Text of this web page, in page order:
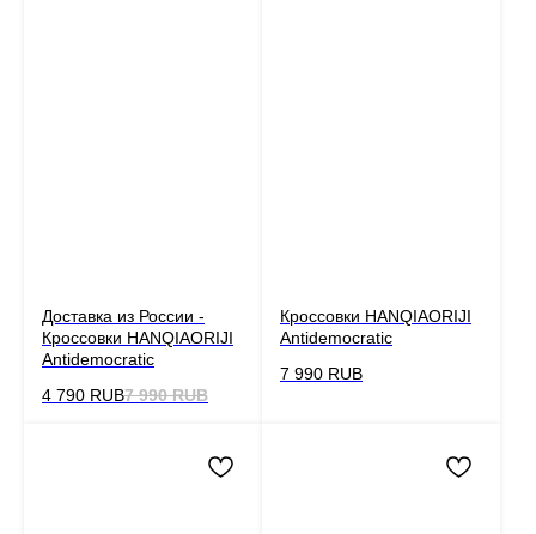
Доставка из России -
Кроссовки HANQIAORIJI
Antidemocratic
4 790 RUB7 990 RUB
Кроссовки HANQIAORIJI
Antidemocratic
7 990 RUB